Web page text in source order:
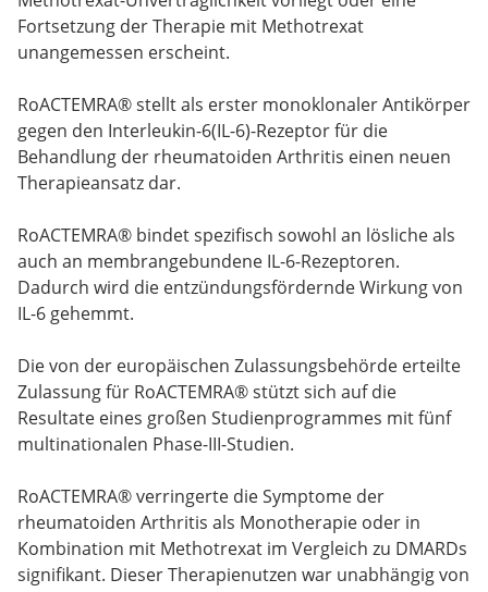
Fortsetzung der Therapie mit Methotrexat
unangemessen erscheint.
RoACTEMRA® stellt als erster monoklonaler Antikörper
gegen den Interleukin-6(IL-6)-Rezeptor für die
Behandlung der rheumatoiden Arthritis einen neuen
Therapieansatz dar.
RoACTEMRA® bindet spezifisch sowohl an lösliche als
auch an membrangebundene IL-6-Rezeptoren.
Dadurch wird die entzündungsfördernde Wirkung von
IL-6 gehemmt.
Die von der europäischen Zulassungsbehörde erteilte
Zulassung für RoACTEMRA® stützt sich auf die
Resultate eines großen Studienprogrammes mit fünf
multinationalen Phase-III-Studien.
RoACTEMRA® verringerte die Symptome der
rheumatoiden Arthritis als Monotherapie oder in
Kombination mit Methotrexat im Vergleich zu DMARDs
signifikant. Dieser Therapienutzen war unabhängig von